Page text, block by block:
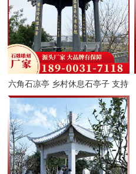
六角石凉亭 乡村休息石亭子 支持
款式尺寸定做 厂家直供